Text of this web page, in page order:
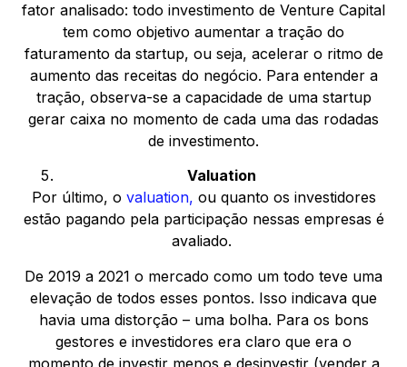
fator analisado: todo investimento de Venture Capital
tem como objetivo aumentar a tração do
faturamento da startup, ou seja, acelerar o ritmo de
aumento das receitas do negócio. Para entender a
tração, observa-se a capacidade de uma startup
gerar caixa no momento de cada uma das rodadas
de investimento.
Valuation
Por último, o valuation, ou quanto os investidores
estão pagando pela participação nessas empresas é
avaliado.
De 2019 a 2021 o mercado como um todo teve uma
elevação de todos esses pontos. Isso indicava que
havia uma distorção – uma bolha. Para os bons
gestores e investidores era claro que era o
momento de investir menos e desinvestir (vender a